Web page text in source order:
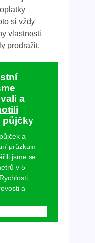
si vždy
vlastnosti
prodražit.
a
půjčky
a
průzkum
jsme se
v 5
a